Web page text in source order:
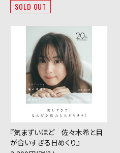
SOLD OUT
『気まずいほど 佐々木希と目
が合いすぎる日めくり』